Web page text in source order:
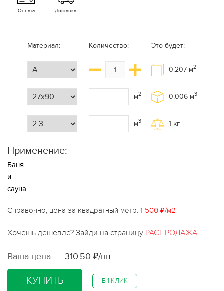
Оплата Доставка
Материал: Количество:
м2
м3
Это будет:
0.207 м2
0.006 м3
1 кг
Применение:
Баня
и
сауна
Справочно, цена за квадратный метр: 1 500 ₽/м2
Хочешь дешевле? Зайди на страницу РАСПРОДАЖА
Ваша цена: 310.50 ₽/шт
КУПИТЬ В 1 КЛИК